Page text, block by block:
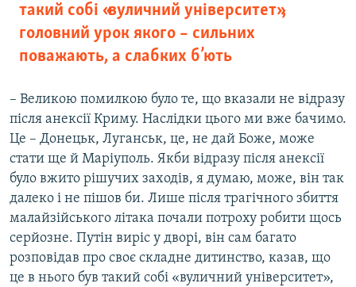
такий собі «вуличний університет»,
головний урок якого – сильних
поважають, а слабких б’ють
– Великою помилкою було те, що вказали не відразу
після анексії Криму. Наслідки цього ми вже бачимо.
Це – Донецьк, Луганськ, це, не дай Боже, може
стати ще й Маріуполь. Якби відразу після анексії
було вжито рішучих заходів, я думаю, може, він так
далеко і не пішов би. Лише після трагічного збиття
малайзійського літака почали потроху робити щось
серйозне. Путін виріс у дворі, він сам багато
розповідав про своє складне дитинство, казав, що
це в нього був такий собі «вуличний університет»,